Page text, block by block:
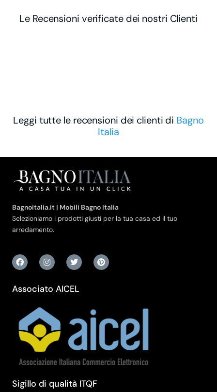
Le Recensioni verificate dei nostri Clienti
Leggi tutte le recensioni dei clienti di Bagno
Italia
Bagnoitalia.it | Mobili Bagno Italia
Selezioniamo i prodotti giusti per la tua casa ed il tuo
arredamento.
Associato AICEL
Sigillo di qualità ITQF